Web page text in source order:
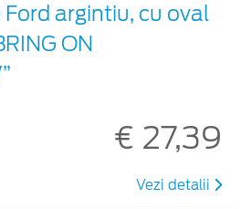
argintiu, cu oval
ON
€ 27,39
Vezi detalii